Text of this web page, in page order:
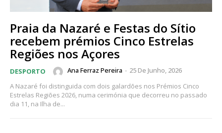
Praia da Nazaré e Festas do Sítio
recebem prémios Cinco Estrelas
Regiões nos Açores
DESPORTO Ana Ferraz Pereira - 25 De Junho, 2026
A Nazaré foi distinguida com dois galardões nos Prémios Cinco
Estrelas Regiões 2026, numa cerimónia que decorreu no passado
dia 11, na Ilha de...